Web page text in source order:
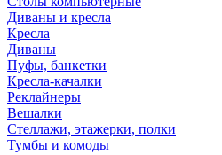
Диваны и кресла
Кресла
Диваны
Пуфы, банкетки
Кресла-качалки
Реклайнеры
Вешалки
Стеллажи, этажерки, полки
Тумбы и комоды